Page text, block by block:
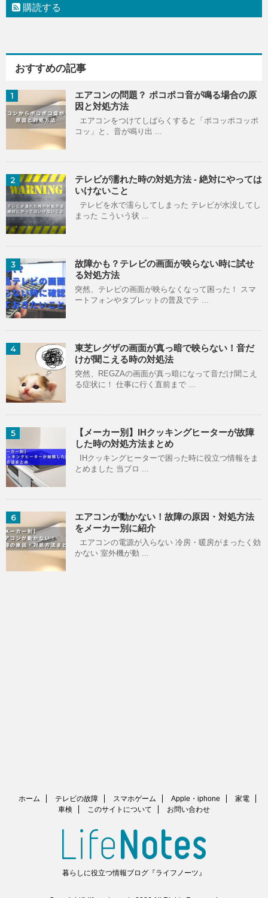
購読する
おすすめの記事
1
エアコンの問題？ ポコポコ音が鳴る場合の原
因と対処方法
エアコンをつけてしばらくすると「ポコッポコッポ
コッ」と、音が鳴り出 ...
2
テレビが濡れた時の対処方法 - 絶対にやっては
いけないこと
テレビを水で濡らしてしまった テレビが水没してし
まった こういう状 ...
3
故障かも？テレビの画面が映らない時に試せ
る対処方法
突然、テレビの画面が映らなくなって困った！ スマ
ートフォンやタブレットの普及でテ ...
4
東芝レグザの画面が真っ暗で映らない！音だ
けが聞こえる時の対処法
突然、REGZAの画面が真っ暗になって音だけ聞こえ
る症状に！ 仕事に行く直前まで ...
5
【メーカー別】IHクッキングヒーターが故障
した時の対処方法まとめ
IHクッキングヒーターで困った時に役立つ情報をま
とめました 当ブロ ...
6
エアコンが動かない！故障の原因・対処方法
をメーカー別に紹介
エアコンの電源が入らない 冷房・暖房がまったく効
かない 室外機が動 ...
ホーム テレビの故障 スマホゲーム Apple・iphone
家電
車検
このサイトについて お問い合わせ
暮らしに役立つ情報ブログ『ライフノーツ』